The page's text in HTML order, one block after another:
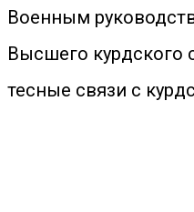
Военным
Высшего курдского
тесные связи с